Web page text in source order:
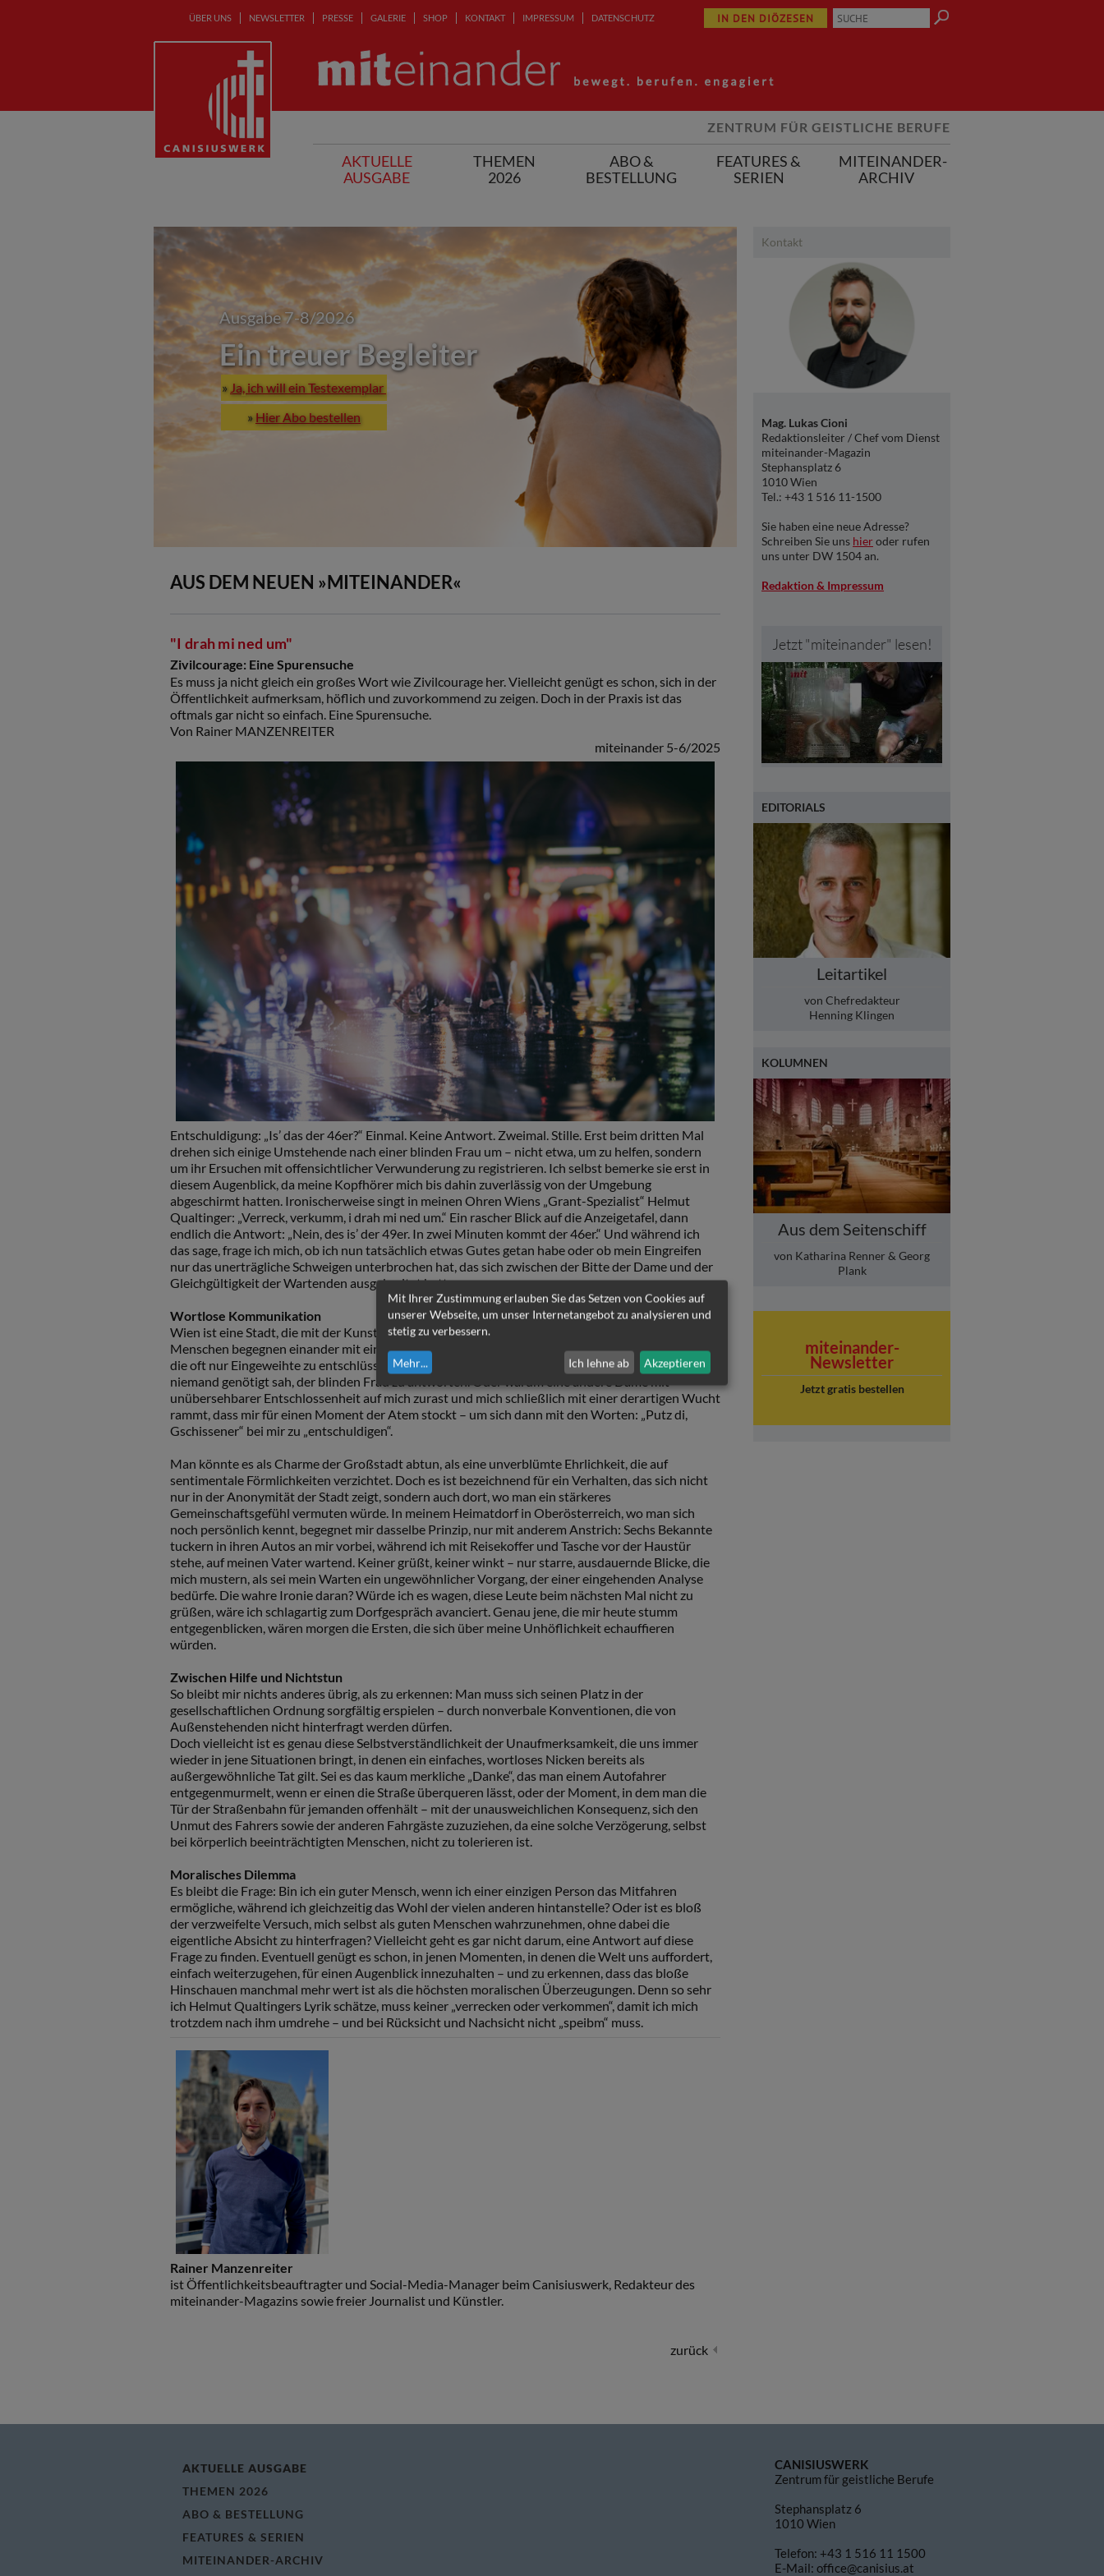
IN DEN DIÖZESEN
ÜBER UNS NEWSLETTER PRESSE GALERIE SHOP KONTAKT IMPRESSUM DATENSCHUTZ
ZENTRUM FÜR GEISTLICHE BERUFE
AKTUELLE
AUSGABE
THEMEN
2026
ABO &
BESTELLUNG
FEATURES &
SERIEN
MITEINANDER-
ARCHIV
Ausgabe 7-8/2026
Ein treuer Begleiter
» Ja, ich will ein Testexemplar
» Hier Abo bestellen
Kontakt
Mag. Lukas Cioni
Redaktionsleiter / Chef vom Dienst
miteinander-Magazin
Stephansplatz 6
1010 Wien
Tel.: +43 1 516 11-1500
Sie haben eine neue Adresse?
Schreiben Sie uns hier oder rufen
uns unter DW 1504 an.
Redaktion & Impressum
Jetzt "miteinander" lesen!
EDITORIALS
Leitartikel
von Chefredakteur
Henning Klingen
KOLUMNEN
Aus dem Seitenschiff
von Katharina Renner & Georg
Plank
miteinander-
Newsletter
Jetzt gratis bestellen
AUS DEM NEUEN »MITEINANDER«
"I drah mi ned um"
Zivilcourage: Eine Spurensuche
Es muss ja nicht gleich ein großes Wort wie Zivilcourage her. Vielleicht genügt es schon, sich in der
Öffentlichkeit aufmerksam, höflich und zuvorkommend zu zeigen. Doch in der Praxis ist das
oftmals gar nicht so einfach. Eine Spurensuche.
Von Rainer MANZENREITER
miteinander 5-6/2025
Entschuldigung: „Is’ das der 46er?“ Einmal. Keine Antwort. Zweimal. Stille. Erst beim dritten Mal
drehen sich einige Umstehende nach einer blinden Frau um – nicht etwa, um zu helfen, sondern
um ihr Ersuchen mit offensichtlicher Verwunderung zu registrieren. Ich selbst bemerke sie erst in
diesem Augenblick, da meine Kopfhörer mich bis dahin zuverlässig von der Umgebung
abgeschirmt hatten. Ironischerweise singt in meinen Ohren Wiens „Grant-Spezialist“ Helmut
Qualtinger: „Verreck, verkumm, i drah mi ned um.“ Ein rascher Blick auf die Anzeigetafel, dann
endlich die Antwort: „Nein, des is’ der 49er. In zwei Minuten kommt der 46er.“ Und während ich
das sage, frage ich mich, ob ich nun tatsächlich etwas Gutes getan habe oder ob mein Eingreifen
nur das unerträgliche Schweigen unterbrochen hat, das sich zwischen der Bitte der Dame und der
Gleichgültigkeit der Wartenden ausgebreitet hatte.
Wortlose Kommunikation
Wien ist eine Stadt, die mit der Kunst der wortlosen Kommunikation bestens vertraut ist. Die
Menschen begegnen einander mit einer Mischung aus höflicher Distanz und hantiger Herzlichkeit,
die oft nur Eingeweihte zu entschlüsseln vermögen. Vielleicht liegt darin der Grund, warum sich
niemand genötigt sah, der blinden Frau zu antworten. Oder warum eine andere Dame mit
unübersehbarer Entschlossenheit auf mich zurast und mich schließlich mit einer derartigen Wucht
rammt, dass mir für einen Moment der Atem stockt – um sich dann mit den Worten: „Putz di,
Gschissener“ bei mir zu „entschuldigen“.
Man könnte es als Charme der Großstadt abtun, als eine unverblümte Ehrlichkeit, die auf
sentimentale Förmlichkeiten verzichtet. Doch es ist bezeichnend für ein Verhalten, das sich nicht
nur in der Anonymität der Stadt zeigt, sondern auch dort, wo man ein stärkeres
Gemeinschaftsgefühl vermuten würde. In meinem Heimatdorf in Oberösterreich, wo man sich
noch persönlich kennt, begegnet mir dasselbe Prinzip, nur mit anderem Anstrich: Sechs Bekannte
tuckern in ihren Autos an mir vorbei, während ich mit Reisekoffer und Tasche vor der Haustür
stehe, auf meinen Vater wartend. Keiner grüßt, keiner winkt – nur starre, ausdauernde Blicke, die
mich mustern, als sei mein Warten ein ungewöhnlicher Vorgang, der einer eingehenden Analyse
bedürfe. Die wahre Ironie daran? Würde ich es wagen, diese Leute beim nächsten Mal nicht zu
grüßen, wäre ich schlagartig zum Dorfgespräch avanciert. Genau jene, die mir heute stumm
entgegenblicken, wären morgen die Ersten, die sich über meine Unhöflichkeit echauffieren
würden.
Zwischen Hilfe und Nichtstun
So bleibt mir nichts anderes übrig, als zu erkennen: Man muss sich seinen Platz in der
gesellschaftlichen Ordnung sorgfältig erspielen – durch nonverbale Konventionen, die von
Außenstehenden nicht hinterfragt werden dürfen.
Doch vielleicht ist es genau diese Selbstverständlichkeit der Unaufmerksamkeit, die uns immer
wieder in jene Situationen bringt, in denen ein einfaches, wortloses Nicken bereits als
außergewöhnliche Tat gilt. Sei es das kaum merkliche „Danke“, das man einem Autofahrer
entgegenmurmelt, wenn er einen die Straße überqueren lässt, oder der Moment, in dem man die
Tür der Straßenbahn für jemanden offenhält – mit der unausweichlichen Konsequenz, sich den
Unmut des Fahrers sowie der anderen Fahrgäste zuzuziehen, da eine solche Verzögerung, selbst
bei körperlich beeinträchtigten Menschen, nicht zu tolerieren ist.
Moralisches Dilemma
Es bleibt die Frage: Bin ich ein guter Mensch, wenn ich einer einzigen Person das Mitfahren
ermögliche, während ich gleichzeitig das Wohl der vielen anderen hintanstelle? Oder ist es bloß
der verzweifelte Versuch, mich selbst als guten Menschen wahrzunehmen, ohne dabei die
eigentliche Absicht zu hinterfragen? Vielleicht geht es gar nicht darum, eine Antwort auf diese
Frage zu finden. Eventuell genügt es schon, in jenen Momenten, in denen die Welt uns auffordert,
einfach weiterzugehen, für einen Augenblick innezuhalten – und zu erkennen, dass das bloße
Hinschauen manchmal mehr wert ist als die höchsten moralischen Überzeugungen. Denn so sehr
ich Helmut Qualtingers Lyrik schätze, muss keiner „verrecken oder verkommen“, damit ich mich
trotzdem nach ihm umdrehe – und bei Rücksicht und Nachsicht nicht „speibm“ muss.
Rainer Manzenreiter
ist Öffentlichkeitsbeauftragter und Social-Media-Manager beim Canisiuswerk, Redakteur des
miteinander-Magazins sowie freier Journalist und Künstler.
zurück
AKTUELLE AUSGABE
THEMEN 2026
ABO & BESTELLUNG
FEATURES & SERIEN
MITEINANDER-ARCHIV
CANISIUSWERK
Zentrum für geistliche Berufe
Stephansplatz 6
1010 Wien
Telefon: +43 1 516 11 1500
E-Mail: office@canisius.at
Mit Ihrer Zustimmung erlauben Sie das Setzen von Cookies auf
unserer Webseite, um unser Internetangebot zu analysieren und
stetig zu verbessern.
Mehr... Ich lehne ab Akzeptieren